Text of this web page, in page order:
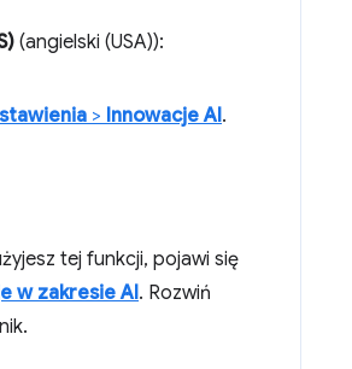
(angielski (USA)):
> Innowacje AI.
tej funkcji, pojawi się
w zakresie AI. Rozwiń